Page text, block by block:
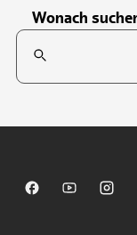
Wonach
Suchfeld
Sparkasse auf
Sparkasse